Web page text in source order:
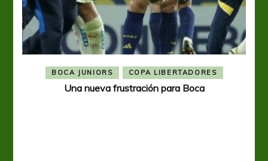
BOCA JUNIORS COPA LIBERTADORES
Una nueva frustración para Boca